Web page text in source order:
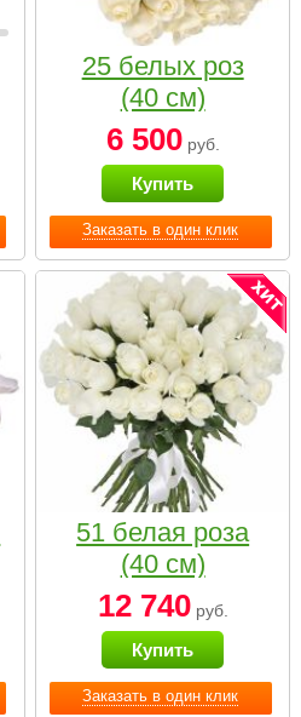
Заказать в один клик
25 белых роз
(40 см)
6 500руб.
Купить
Заказать в один клик
51 белая роза
(40 см)
12 740руб.
Купить